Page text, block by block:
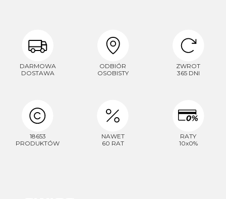
DARMOWA
DOSTAWA
ODBIÓR
OSOBISTY
ZWROT
365 DNI
18653
PRODUKTÓW
NAWET
60 RAT
RATY
10x0%
Zapisuję się